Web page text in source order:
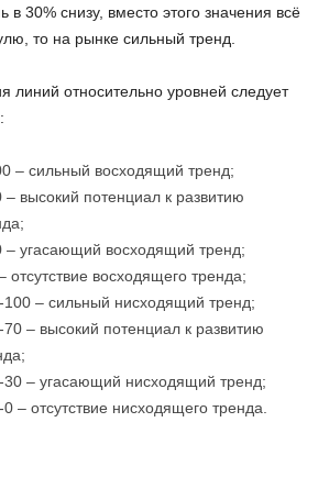
в 30% снизу, вместо этого значения всё
то на рынке сильный тренд.
линий относительно уровней следует
– сильный восходящий тренд;
высокий потенциал к развитию
– угасающий восходящий тренд;
отсутствие восходящего тренда;
– сильный нисходящий тренд;
– высокий потенциал к развитию
30 – угасающий нисходящий тренд;
– отсутствие нисходящего тренда.